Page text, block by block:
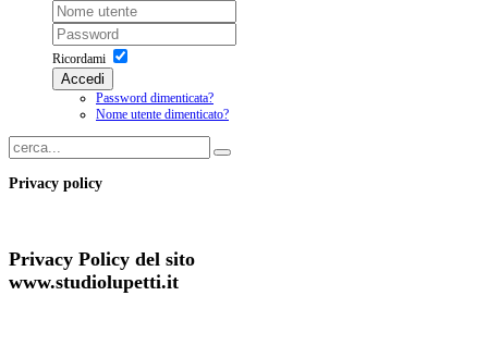
Ricordami
Accedi
Password dimenticata?
Nome utente dimenticato?
Privacy policy
Privacy Policy del sito
www.studiolupetti.it